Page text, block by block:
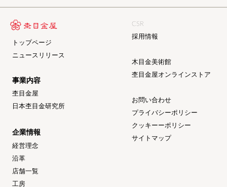
トップページ
ニュースリリース
事業内容
杢目金屋
日本杢目金研究所
企業情報
経営理念
沿革
店舗一覧
工房
CSR
採用情報
木目金美術館
杢目金屋オンラインストア
お問い合わせ
プライバシーポリシー
クッキーーポリシー
サイトマップ